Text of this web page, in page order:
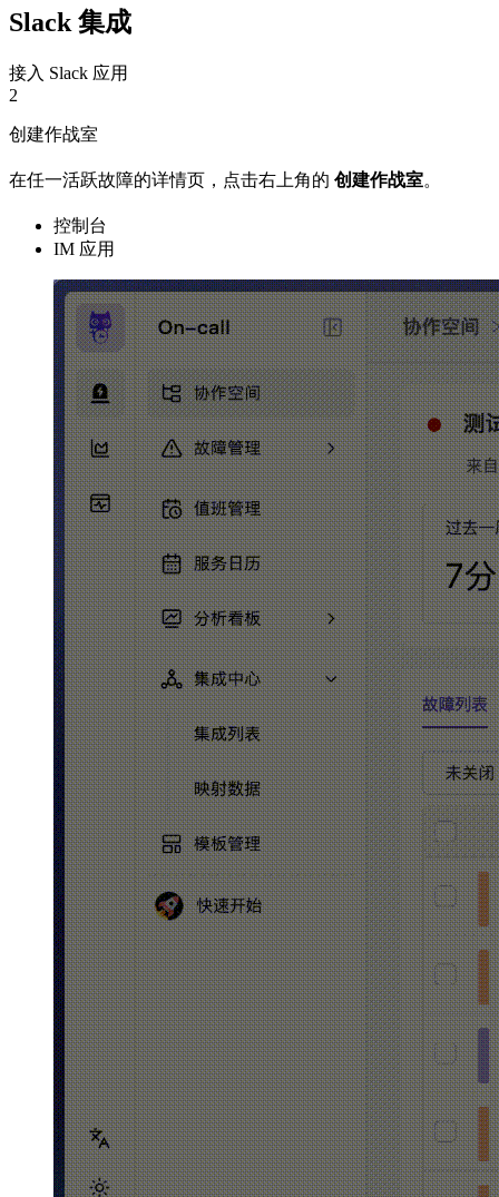
Slack 集成
接入 Slack 应用
2
创建作战室
在任一活跃故障的详情页，点击右上角的 创建作战室。
控制台
IM 应用